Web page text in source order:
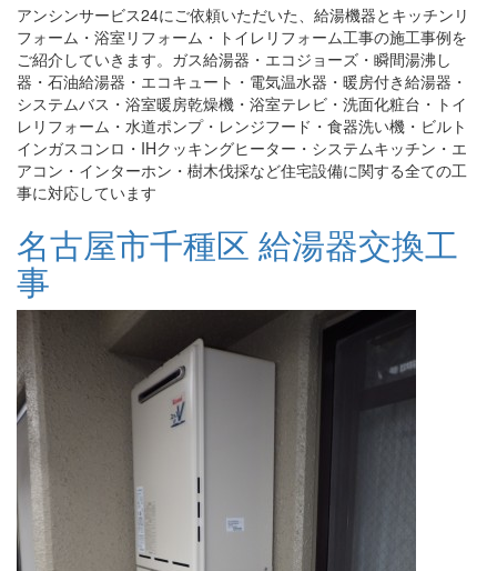
アンシンサービス24にご依頼いただいた、給湯機器とキッチンリ
フォーム・浴室リフォーム・トイレリフォーム工事の施工事例を
ご紹介していきます。ガス給湯器・エコジョーズ・瞬間湯沸し
器・石油給湯器・エコキュート・電気温水器・暖房付き給湯器・
システムバス・浴室暖房乾燥機・浴室テレビ・洗面化粧台・トイ
レリフォーム・水道ポンプ・レンジフード・食器洗い機・ビルト
インガスコンロ・IHクッキングヒーター・システムキッチン・エ
アコン・インターホン・樹木伐採など住宅設備に関する全ての工
事に対応しています
名古屋市千種区 給湯器交換工
事